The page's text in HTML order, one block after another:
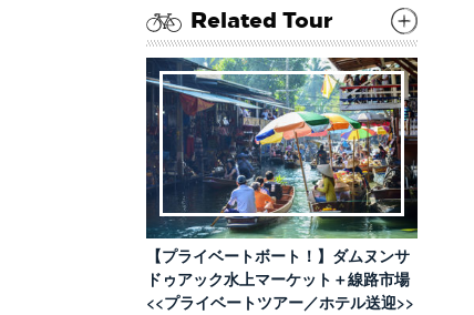
Related Tour
【プライベートボート！】ダムヌンサ
ドゥアック水上マーケット＋線路市場
<<プライベートツアー／ホテル送迎>>